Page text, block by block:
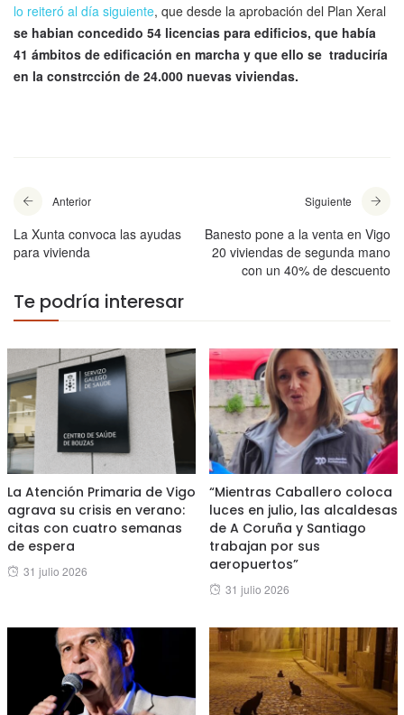
lo reiteró al día siguiente, que desde la aprobación del Plan Xeral
se habian concedido 54 licencias para edificios, que había
41 ámbitos de edificación en marcha y que ello se traduciría
en la constrcción de 24.000 nuevas viviendas.
Anterior
La Xunta convoca las ayudas
para vivienda
Siguiente
Banesto pone a la venta en Vigo
20 viviendas de segunda mano
con un 40% de descuento
Te podría interesar
La Atención Primaria de Vigo
agrava su crisis en verano:
citas con cuatro semanas
de espera
Posted
31 julio 2026
“Mientras Caballero coloca
luces en julio, las alcaldesas
de A Coruña y Santiago
trabajan por sus
aeropuertos”
Posted
31 julio 2026